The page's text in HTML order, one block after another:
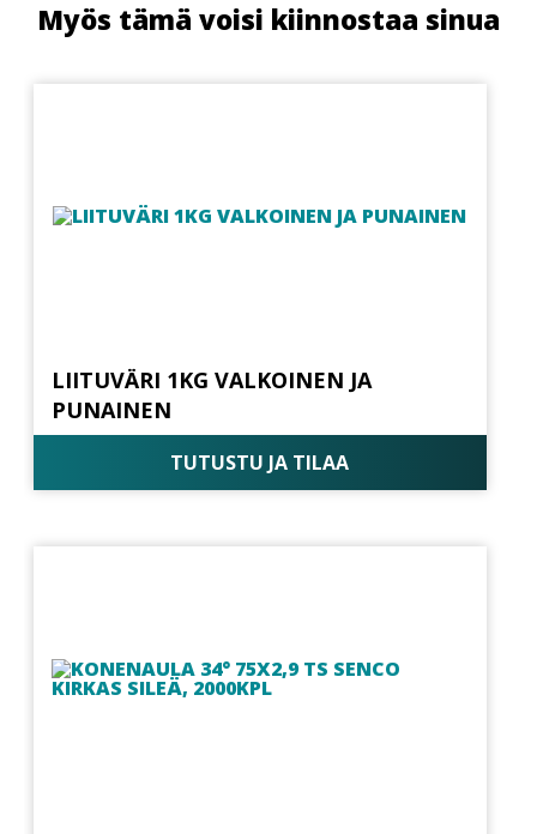
Myös tämä voisi kiinnostaa sinua
LIITUVÄRI 1KG VALKOINEN JA
PUNAINEN
TUTUSTU JA TILAA